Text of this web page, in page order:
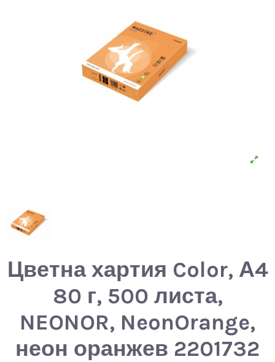
Цветна хартия Color, А4
80 г, 500 листа,
NEONOR, NeonOrange,
неон оранжев 2201732